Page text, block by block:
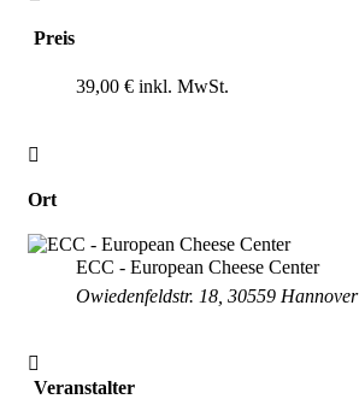
Preis
39,00 €
Ort
ECC - European Cheese Center
Owiedenfeldstr. 18, 30559 Hannover
Veranstalter